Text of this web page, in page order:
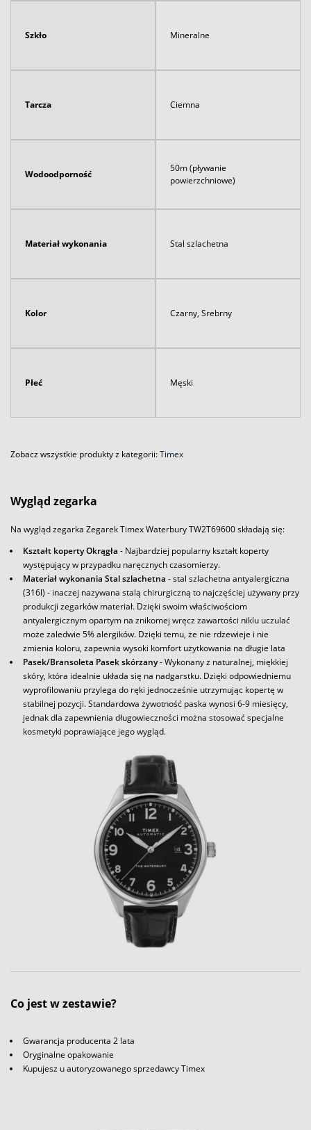
Szkło Mineralne
Tarcza Ciemna
Wodoodporność
50m (pływanie
powierzchniowe)
Materiał wykonania Stal szlachetna
Kolor Czarny, Srebrny
Płeć Męski
Zobacz wszystkie produkty z kategorii:Timex
Wygląd zegarka
Na wygląd zegarka Zegarek Timex Waterbury TW2T69600 składają się:
Kształt koperty Okrągła - Najbardziej popularny kształt koperty
występujący w przypadku naręcznych czasomierzy.
Materiał wykonania Stal szlachetna - stal szlachetna antyalergiczna
(316l) - inaczej nazywana stalą chirurgiczną to najczęściej używany przy
produkcji zegarków materiał. Dzięki swoim właściwościom
antyalergicznym opartym na znikomej wręcz zawartości niklu uczulać
może zaledwie 5% alergików. Dzięki temu, że nie rdzewieje i nie
zmienia koloru, zapewnia wysoki komfort użytkowania na długie lata
Pasek/Bransoleta Pasek skórzany- Wykonany z naturalnej, miękkiej
skóry, która idealnie układa się na nadgarstku. Dzięki odpowiedniemu
wyprofilowaniu przylega do ręki jednocześnie utrzymując kopertę w
stabilnej pozycji. Standardowa żywotność paska wynosi 6-9 miesięcy,
jednak dla zapewnienia długowieczności można stosować specjalne
kosmetyki poprawiające jego wygląd.
Co jest w zestawie?
Gwarancja producenta 2 lata
Oryginalne opakowanie
Kupujesz u autoryzowanego sprzedawcy Timex